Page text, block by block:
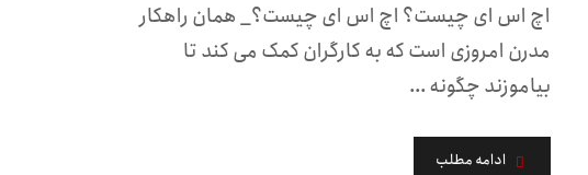
اچ اس ای چیست؟ اچ اس ای چیست؟_ همان راهکار
مدرن امروزی است که به کارگران کمک می کند تا
بیاموزند چگونه ...
ادامه مطلب